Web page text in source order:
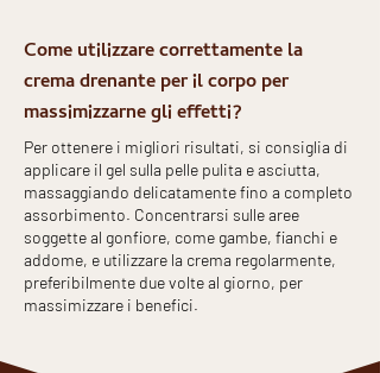
Come utilizzare correttamente la
crema drenante per il corpo per
massimizzarne gli effetti?
Per ottenere i migliori risultati, si consiglia di
applicare il gel sulla pelle pulita e asciutta,
massaggiando delicatamente fino a completo
assorbimento. Concentrarsi sulle aree
soggette al gonfiore, come gambe, fianchi e
addome, e utilizzare la crema regolarmente,
preferibilmente due volte al giorno, per
massimizzare i benefici.